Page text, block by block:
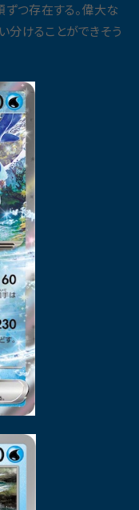
つ存在する。偉大な
けることができそう